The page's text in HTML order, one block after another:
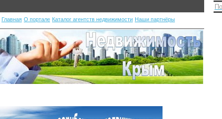
Главная О портале Каталог агентств недвижимости Наши партнёры